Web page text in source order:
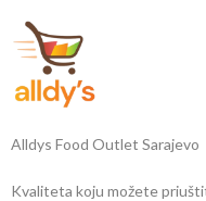
Alldys Food Outlet Sarajevo
Kvaliteta koju možete